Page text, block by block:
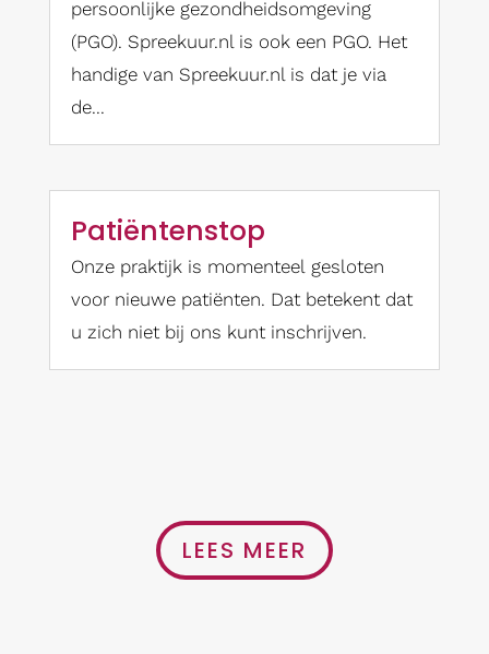
persoonlijke gezondheidsomgeving
(PGO). Spreekuur.nl is ook een PGO. Het
handige van Spreekuur.nl is dat je via
de...
Patiëntenstop
Onze praktijk is momenteel gesloten
voor nieuwe patiënten. Dat betekent dat
u zich niet bij ons kunt inschrijven.
LEES MEER